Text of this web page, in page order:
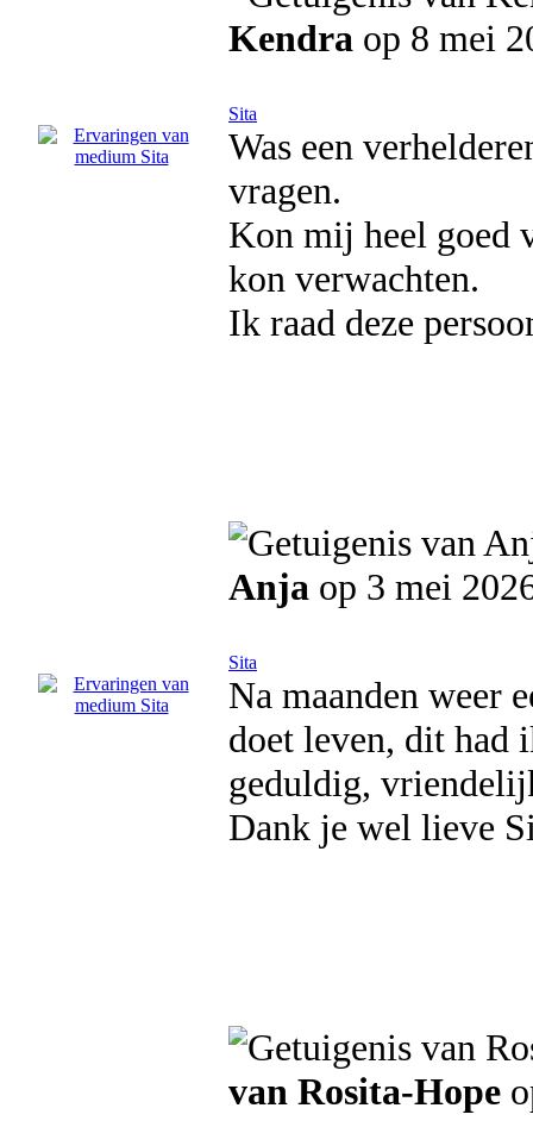
Kendra op 8 mei
Sita
Was een
vragen.
Kon mij heel goed
kon verwachten.
Ik raad deze
Anja op 3 mei
Sita
Na maanden weer
doet leven, dit had
geduldig,
Dank je wel lieve
van Rosita-Hope